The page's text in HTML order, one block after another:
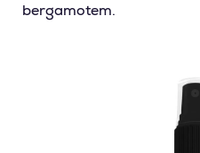
bergamotem.